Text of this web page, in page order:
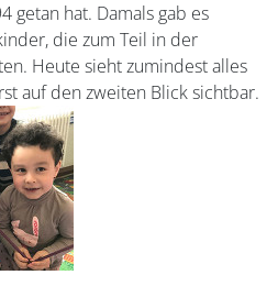
getan hat. Damals gab es
die zum Teil in der
Heute sieht zumindest alles
auf den zweiten Blick sichtbar.